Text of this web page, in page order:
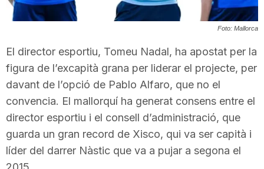
a
r
a
Foto: Mallorca
El director esportiu, Tomeu Nadal, ha apostat per la
figura de l’excapità grana per liderar el projecte, per
davant de l’opció de Pablo Alfaro, que no el
convencia. El mallorquí ha generat consens entre el
director esportiu i el consell d’administració, que
guarda un gran record de Xisco, qui va ser capità i
líder del darrer Nàstic que va a pujar a segona el